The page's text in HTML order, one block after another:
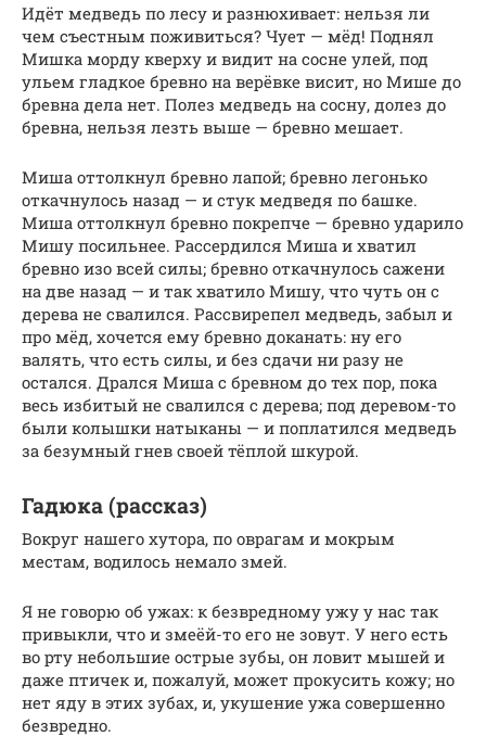
Идёт медведь по лесу и разнюхивает: нельзя ли
чем съестным поживиться? Чует — мёд! Поднял
Мишка морду кверху и видит на сосне улей, под
ульем гладкое бревно на верёвке висит, но Мише до
бревна дела нет. Полез медведь на сосну, долез до
бревна, нельзя лезть выше — бревно мешает.
Миша оттолкнул бревно лапой; бревно легонько
откачнулось назад — и стук медведя по башке.
Миша оттолкнул бревно покрепче — бревно ударило
Мишу посильнее. Рассердился Миша и хватил
бревно изо всей силы; бревно откачнулось сажени
на две назад — и так хватило Мишу, что чуть он с
дерева не свалился. Рассвирепел медведь, забыл и
про мёд, хочется ему бревно доканать: ну его
валять, что есть силы, и без сдачи ни разу не
остался. Дрался Миша с бревном до тех пор, пока
весь избитый не свалился с дерева; под деревом-то
были колышки натыканы — и поплатился медведь
за безумный гнев своей тёплой шкурой.
Гадюка (рассказ)
Вокруг нашего хутора, по оврагам и мокрым
местам, водилось немало змей.
Я не говорю об ужах: к безвредному ужу у нас так
привыкли, что и змеёй-то его не зовут. У него есть
во рту небольшие острые зубы, он ловит мышей и
даже птичек и, пожалуй, может прокусить кожу; но
нет яду в этих зубах, и, укушение ужа совершенно
безвредно.